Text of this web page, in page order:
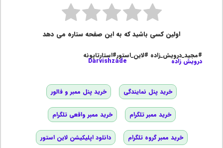
اولین کسی باشید که به این صفحه ستاره می دهد
#مجید_درویش_زاده #لاین_استور#استارتاپونه
درویش زاده Darvishzade
خرید پنل نمایندگی خرید پنل ممبر و فالور
خرید ممبر تلگرام خرید ممبر واقعی تلگرام
خرید ممبر گروه تلگرام دانلود اپلیکیشن لاین استور